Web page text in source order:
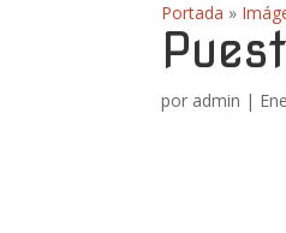
Portada »
por admin |